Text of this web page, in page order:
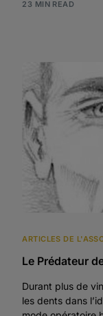
23 MIN READ
ARTICLES DE
Le Prédateur
Durant plus de
les dents dans